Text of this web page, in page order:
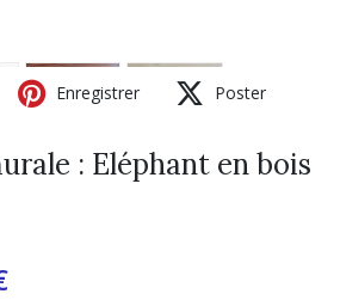
Enregistrer Poster
: Eléphant en bois